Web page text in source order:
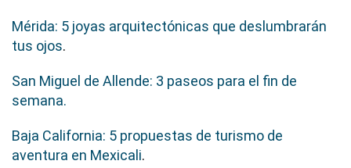
Mérida: 5 joyas arquitectónicas que deslumbrarán
tus ojos.
San Miguel de Allende: 3 paseos para el fin de
semana.
Baja California: 5 propuestas de turismo de
aventura en Mexicali.